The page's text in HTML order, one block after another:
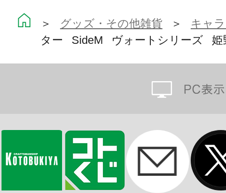
＞ グッズ・その他雑貨 ＞ キャ
ター SideM ヴォートシリーズ 姫